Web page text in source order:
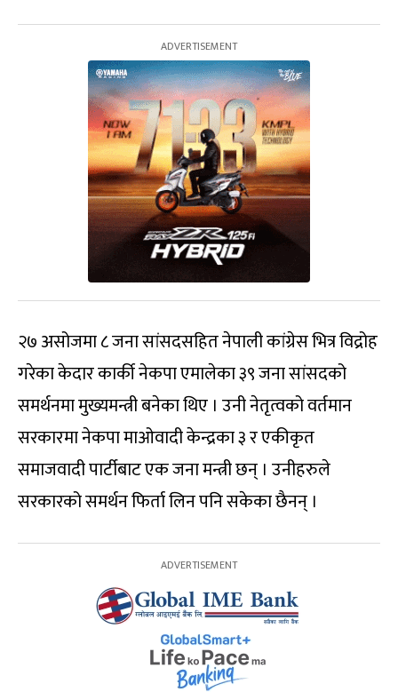
२७ असोजमा ८ जना सांसदसहित नेपाली कांग्रेस भित्र विद्रोह
गरेका केदार कार्की नेकपा एमालेका ३९ जना सांसदको
समर्थनमा मुख्यमन्त्री बनेका थिए । उनी नेतृत्वको वर्तमान
सरकारमा नेकपा माओवादी केन्द्रका ३ र एकीकृत
समाजवादी पार्टीबाट एक जना मन्त्री छन् । उनीहरुले
सरकारको समर्थन फिर्ता लिन पनि सकेका छैनन् ।